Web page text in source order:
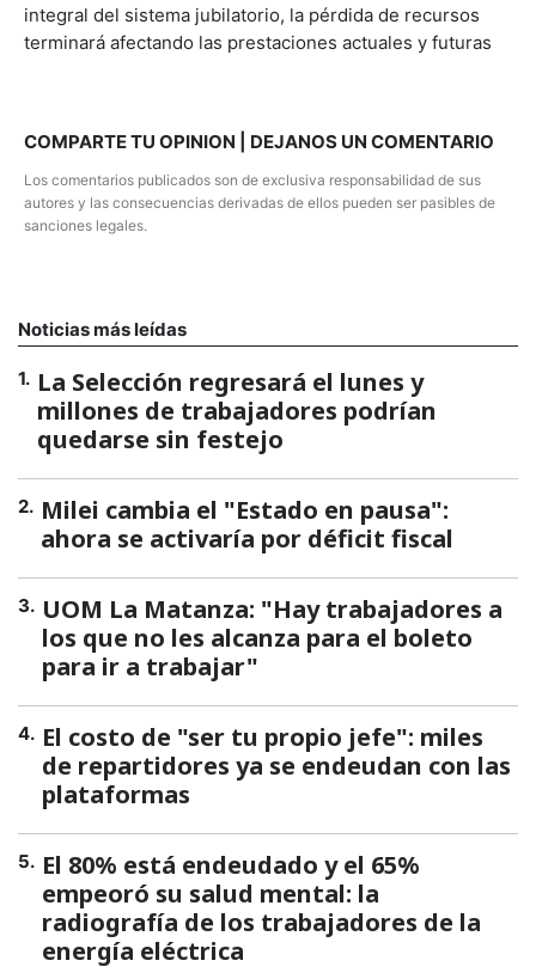
integral del sistema jubilatorio, la pérdida de recursos
terminará afectando las prestaciones actuales y futuras
COMPARTE TU OPINION | DEJANOS UN COMENTARIO
Los comentarios publicados son de exclusiva responsabilidad de sus
autores y las consecuencias derivadas de ellos pueden ser pasibles de
sanciones legales.
Noticias más leídas
1. La Selección regresará el lunes y
millones de trabajadores podrían
quedarse sin festejo
2. Milei cambia el "Estado en pausa":
ahora se activaría por déficit fiscal
3. UOM La Matanza: "Hay trabajadores a
los que no les alcanza para el boleto
para ir a trabajar"
4. El costo de "ser tu propio jefe": miles
de repartidores ya se endeudan con las
plataformas
5. El 80% está endeudado y el 65%
empeoró su salud mental: la
radiografía de los trabajadores de la
energía eléctrica